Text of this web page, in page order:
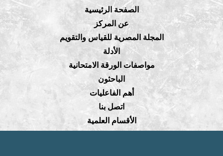
الصفحة الرئيسية
عن المركز
المجلة المصرية للقياس والتقويم
الأدلة
مواصفات الورقة الامتحانية
الباحثون
أهم الفاعليات
اتصل بنا
الأقسام العلمية